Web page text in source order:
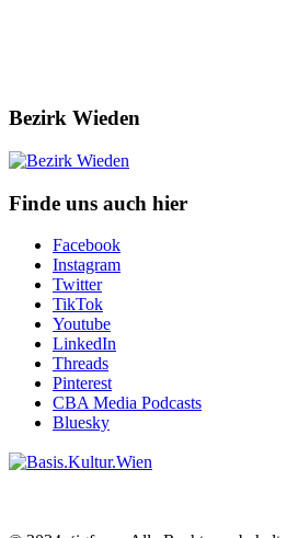
Bezirk Wieden
Finde uns auch hier
Facebook
Instagram
Twitter
TikTok
Youtube
LinkedIn
Threads
Pinterest
CBA Media Podcasts
Bluesky